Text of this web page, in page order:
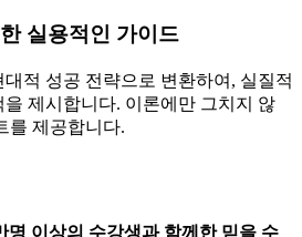
실용적인 가이드
적 성공 전략으로 변환하여, 실질적
제시합니다. 이론에만 그치지 않
를 제공합니다.
명 이상의 수강생과 함께한 믿을 수